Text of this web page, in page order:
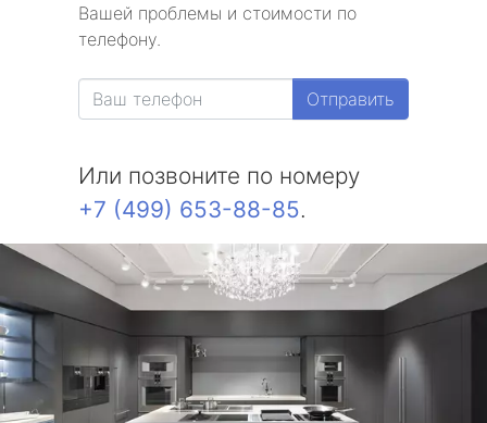
Вашей проблемы и стоимости по
телефону.
Отправить
Или позвоните по номеру
+7 (499) 653-88-85.